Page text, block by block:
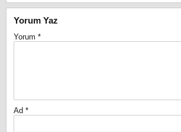
Yorum Yaz
Yorum *
Ad *